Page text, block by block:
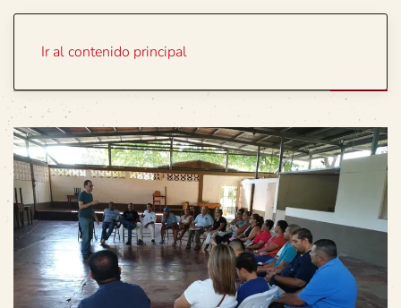
Ir al contenido principal